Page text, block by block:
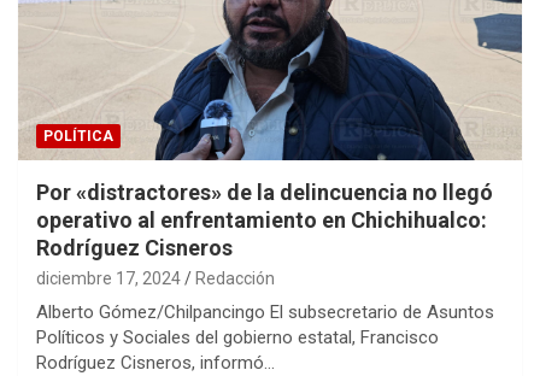
POLÍTICA
Por «distractores» de la delincuencia no llegó
operativo al enfrentamiento en Chichihualco:
Rodríguez Cisneros
diciembre 17, 2024 Redacción
Alberto Gómez/Chilpancingo El subsecretario de Asuntos
Políticos y Sociales del gobierno estatal, Francisco
Rodríguez Cisneros, informó…